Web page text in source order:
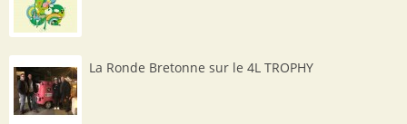
La Ronde Bretonne sur le 4L TROPHY